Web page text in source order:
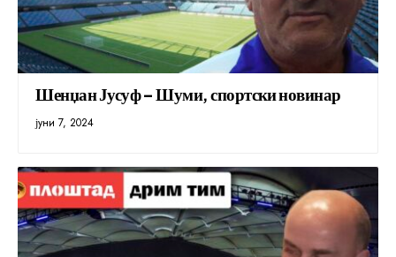
Шенџан Јусуф – Шуми, спортски новинар
јуни 7, 2024